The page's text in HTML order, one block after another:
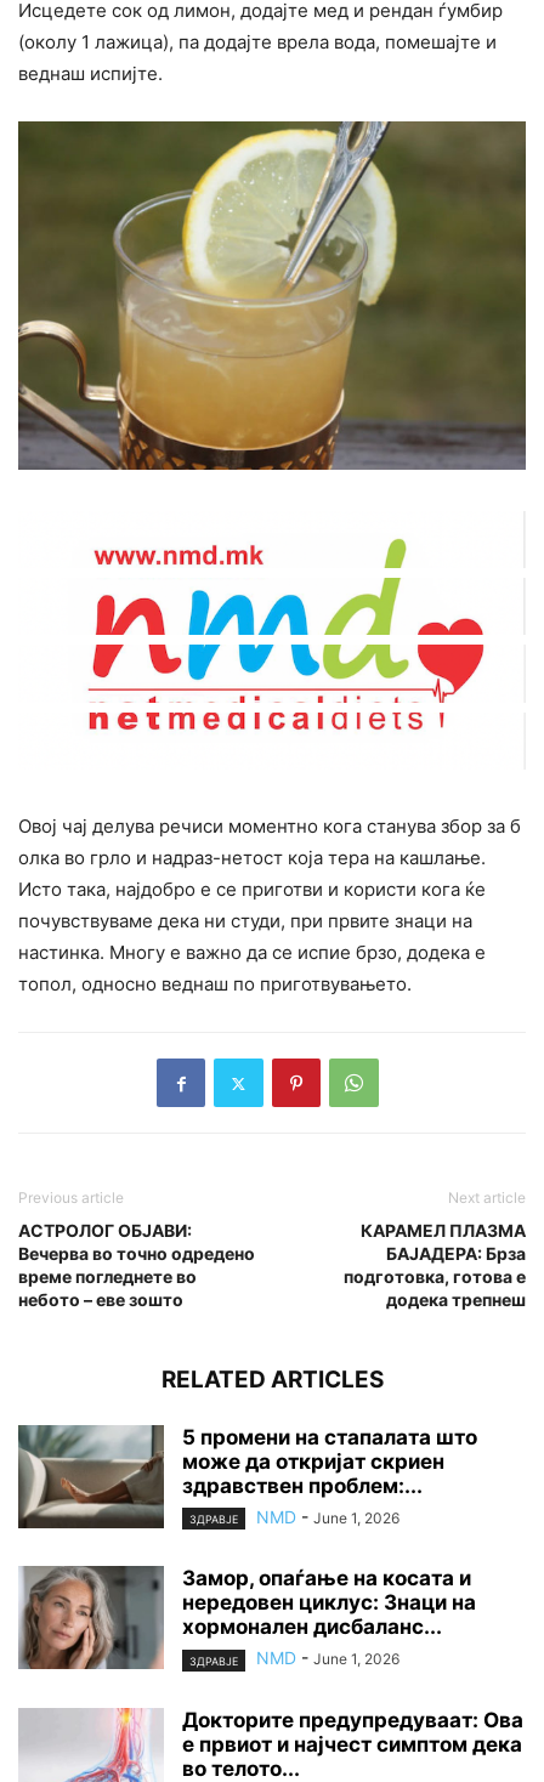
Исцедете сок од лимон, додајте мед и рендан ѓумбир
(околу 1 лажица), па додајте врела вода, помешајте и
веднаш испијте.
Овој чај делува речиси моментно кога станува збор за б
олка во грло и надраз-нетост која тера на кашлање.
Исто така, најдобро е се приготви и користи кога ќе
почувствуваме дека ни студи, при првите знаци на
настинка. Многу е важно да се испие брзо, додека е
топол, односно веднаш по приготвувањето.
Previous article
АСТРОЛОГ ОБЈАВИ:
Вечерва во точно одредено
време погледнете во
небото – еве зошто
Next article
КАРАМЕЛ ПЛАЗМА
БАЈАДЕРА: Брза
подготовка, готова е
додека трепнеш
RELATED ARTICLES
5 промени на стапалата што
може да откријат скриен
здравствен проблем:...
ЗДРАВЈЕ NMD - June 1, 2026
Замор, опаѓање на косата и
нередовен циклус: Знаци на
хормонален дисбаланс...
ЗДРАВЈЕ NMD - June 1, 2026
Докторите предупредуваат: Ова
е првиот и најчест симптом дека
во телото...